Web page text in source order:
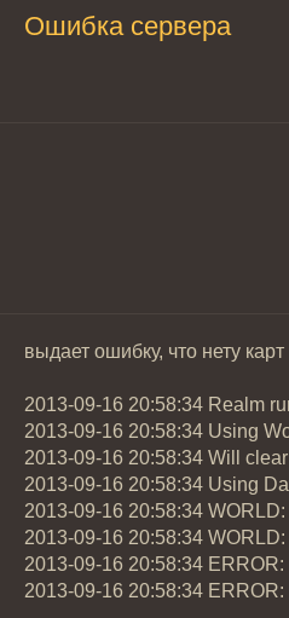
Ошибка сервера
выдает ошибку, что нету
2013-09-16 20:58:34 Realm
2013-09-16 20:58:34 Using
2013-09-16 20:58:34 Will
2013-09-16 20:58:34 Using
2013-09-16 20:58:34
2013-09-16 20:58:34
2013-09-16 20:58:34
2013-09-16 20:58:34